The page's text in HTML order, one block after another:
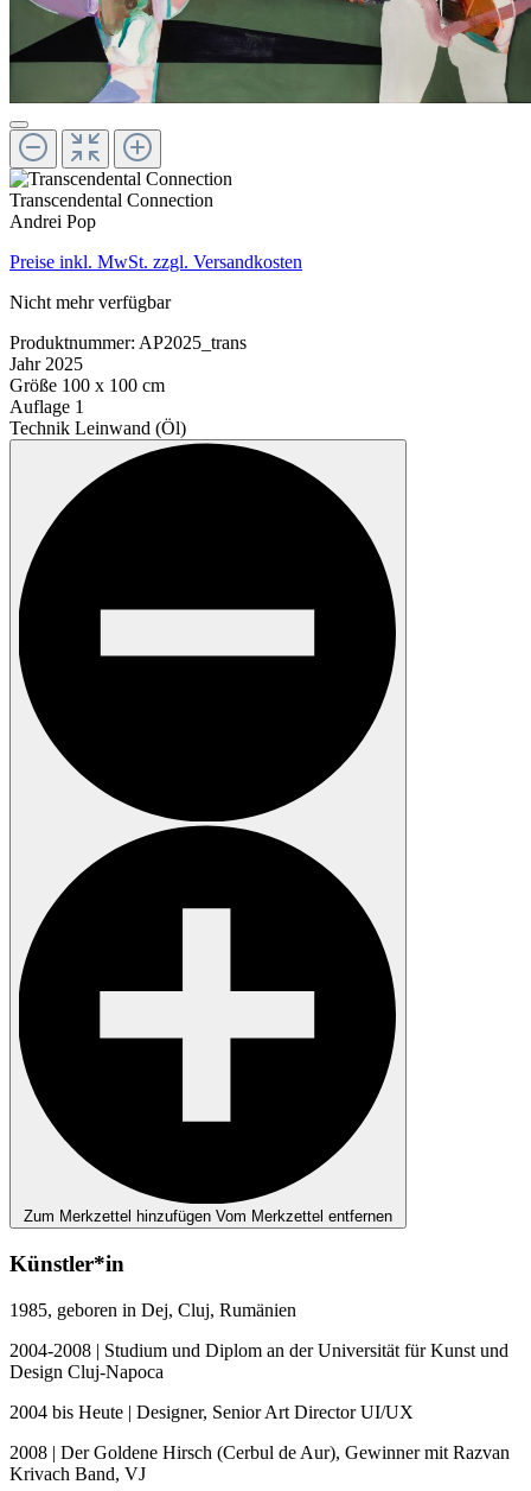
Transcendental Connection
Andrei Pop
Preise inkl. MwSt. zzgl. Versandkosten
Nicht mehr verfügbar
Produktnummer: AP2025_trans
Jahr 2025
Größe 100 x 100 cm
Auflage 1
Technik Leinwand (Öl)
Zum Merkzettel hinzufügen Vom Merkzettel entfernen
Künstler*in
1985, geboren in Dej, Cluj, Rumänien
2004-2008 | Studium und Diplom an der Universität für Kunst und
Design Cluj-Napoca
2004 bis Heute | Designer, Senior Art Director UI/UX
2008 | Der Goldene Hirsch (Cerbul de Aur), Gewinner mit Razvan
Krivach Band, VJ